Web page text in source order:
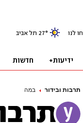
תרבות ובידור במה